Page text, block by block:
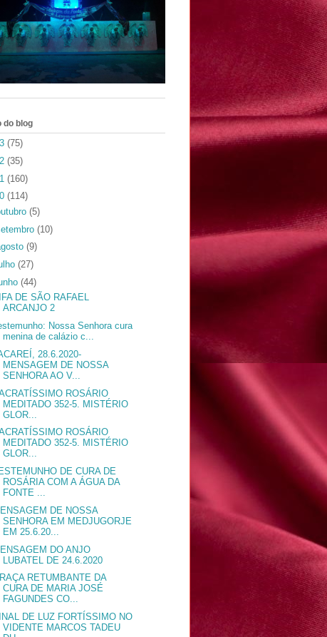
do blog
(75)
(35)
(160)
(114)
(5)
(10)
(9)
(27)
(44)
DE SÃO RAFAEL
ARCANJO 2
Nossa Senhora cura
menina de calázio c...
28.6.2020-
MENSAGEM DE NOSSA
SENHORA AO V...
ROSÁRIO
MEDITADO 352-5. MISTÉRIO
GLOR...
ROSÁRIO
MEDITADO 352-5. MISTÉRIO
GLOR...
DE CURA DE
ROSÁRIA COM A ÁGUA DA
FONTE ...
DE NOSSA
SENHORA EM MEDJUGORJE
EM 25.6.20...
DO ANJO
LUBATEL DE 24.6.2020
RETUMBANTE DA
CURA DE MARIA JOSÉ
FAGUNDES CO...
DE LUZ FORTÍSSIMO NO
VIDENTE MARCOS TADEU